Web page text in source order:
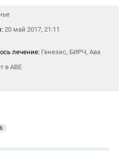
20 май 2017, 21:11
лечение: Генезис, БИРЧ, Ава
в АВЕ